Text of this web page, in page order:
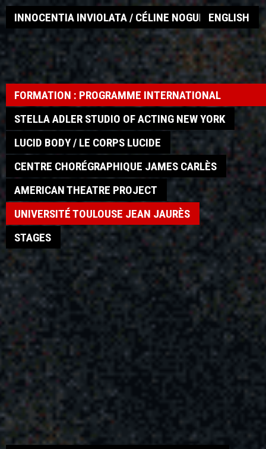
INNOCENTIA INVIOLATA / CÉLINE NOGUEIRA
FORMATION : PROGRAMME INTERNATIONAL
STELLA ADLER STUDIO OF ACTING NEW YORK
LUCID BODY / LE CORPS LUCIDE
CENTRE CHORÉGRAPHIQUE JAMES CARLÈS
AMERICAN THEATRE PROJECT
UNIVERSITÉ TOULOUSE JEAN JAURÈS
STAGES
ENGLISH